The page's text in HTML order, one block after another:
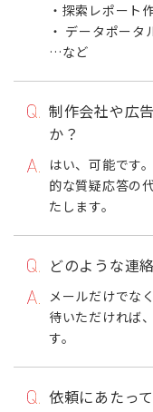
・探索レポー
・ データポー
…など
制作会社や広
か？
はい、可能です
的な質疑応答の
たします。
どのような連
メールだけでな
待いただければ
す。
依頼にあたっ